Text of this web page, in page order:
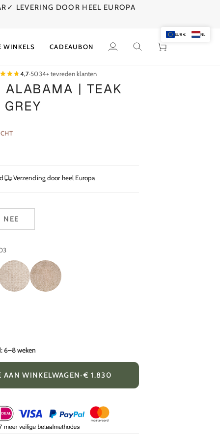
✓ LEVERING DOOR HEEL EUROPA
WINKELS CADEAUBON
Mijn
Zoek Winkelwagen
4,7·5034+ tevreden klanten
ALABAMA | TEAK
Verzending door heel Europa
NEE
6–8 weken
AAN WINKELWAGEN•€ 1.830
EUR € NL